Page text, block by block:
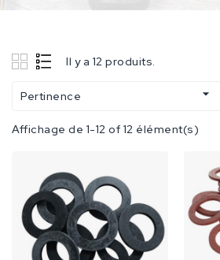
Il y a 12 produits.
Pertinence 
Affichage de 1-12 of 12 élément(s)